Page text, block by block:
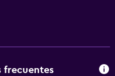
frecuentes